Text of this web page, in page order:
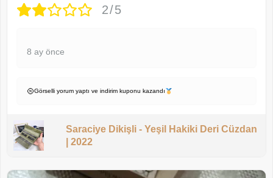
2/5
8 ay önce
Görselli yorum yaptı ve indirim kuponu kazandı
Saraciye Dikişli - Yeşil Hakiki Deri Cüzdan
| 2022